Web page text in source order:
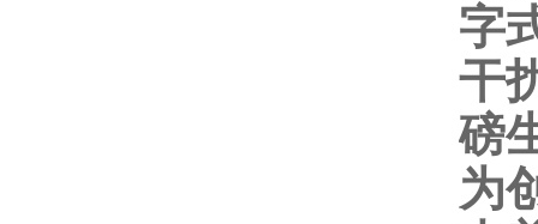
字
干
磅
为